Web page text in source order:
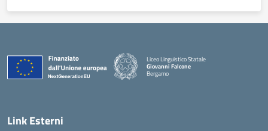
Liceo Linguistico Statale
Giovanni Falcone
Bergamo
— Visita la pagina iniziale della scuola
Link Esterni